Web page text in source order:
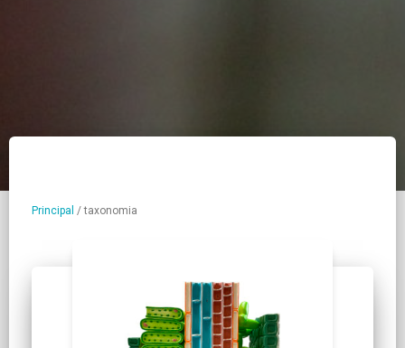
Principal /taxonomia